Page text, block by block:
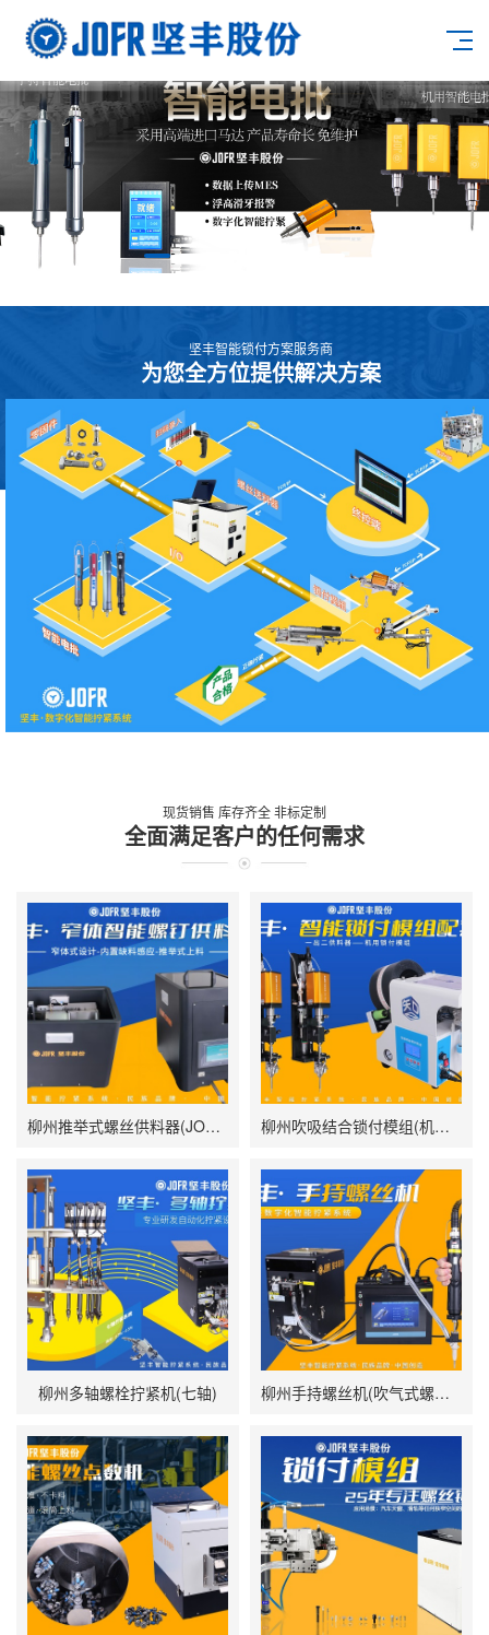
坚丰智能锁付方案服务商
为您全方位提供解决方案
现货销售 库存齐全 非标定制
全面满足客户的任何需求
柳州推举式螺丝供料器(JOFR-828MS) 柳州吹吸结合锁付模组(机用智能电批DP-DXL-001搭载吹气式螺丝供料器DWS-102)
柳州多轴螺栓拧紧机(七轴) 柳州手持螺丝机(吹气式螺丝供料器JOFR-816MC搭载手持智能电批DP-HXL-003)